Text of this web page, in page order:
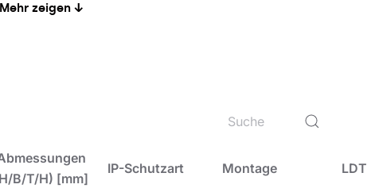
für den Einsatz in öffentlichen Gebäuden empfohlen.
Mehr zeigen ↓
B/T/H) [mm]
IP-Schutzart Montage LDT